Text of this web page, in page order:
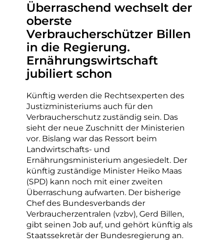
Überraschend wechselt der
oberste
Verbraucherschützer Billen
in die Regierung.
Ernährungswirtschaft
jubiliert schon
Künftig werden die Rechtsexperten des
Justizministeriums auch für den
Verbraucherschutz zuständig sein. Das
sieht der neue Zuschnitt der Ministerien
vor. Bislang war das Ressort beim
Landwirtschafts- und
Ernährungsministerium angesiedelt. Der
künftig zuständige Minister Heiko Maas
(SPD) kann noch mit einer zweiten
Überraschung aufwarten. Der bisherige
Chef des Bundesverbands der
Verbraucherzentralen (vzbv), Gerd Billen,
gibt seinen Job auf, und gehört künftig als
Staatssekretär der Bundesregierung an.